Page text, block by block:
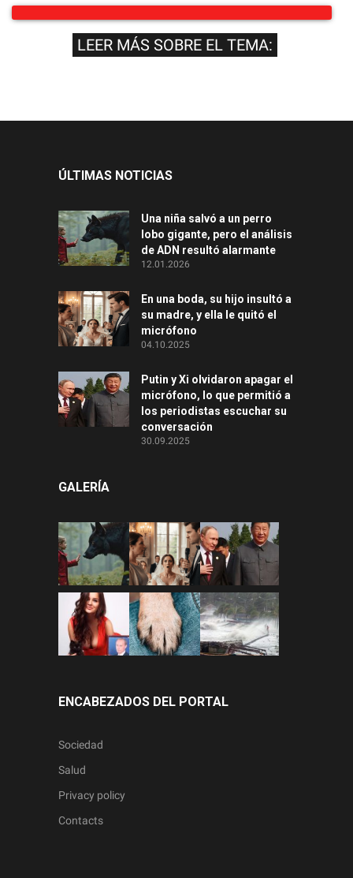
LEER MÁS SOBRE EL TEMA:
ÚLTIMAS NOTICIAS
Una niña salvó a un perro
lobo gigante, pero el análisis
de ADN resultó alarmante
12.01.2026
En una boda, su hijo insultó a
su madre, y ella le quitó el
micrófono
04.10.2025
Putin y Xi olvidaron apagar el
micrófono, lo que permitió a
los periodistas escuchar su
conversación
30.09.2025
GALERÍA
ENCABEZADOS DEL PORTAL
Sociedad
Salud
Privacy policy
Contacts